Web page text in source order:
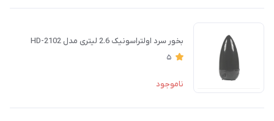
بخور سرد اولتراسونیک 2.6 لیتری مدل HD-2102
5
ناموجود